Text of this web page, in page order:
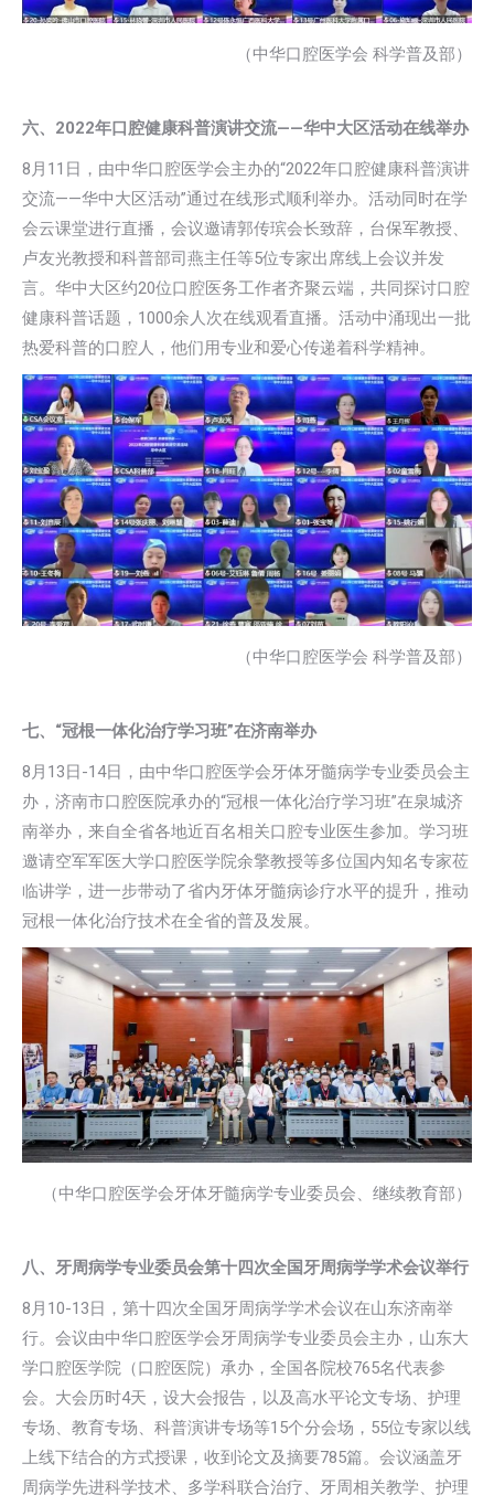
（中华口腔医学会 科学普及部）
六、2022年口腔健康科普演讲交流——华中大区活动在线举办
8月11日，由中华口腔医学会主办的“2022年口腔健康科普演讲
交流——华中大区活动”通过在线形式顺利举办。活动同时在学
会云课堂进行直播，会议邀请郭传瑸会长致辞，台保军教授、
卢友光教授和科普部司燕主任等5位专家出席线上会议并发
言。华中大区约20位口腔医务工作者齐聚云端，共同探讨口腔
健康科普话题，1000余人次在线观看直播。活动中涌现出一批
热爱科普的口腔人，他们用专业和爱心传递着科学精神。
（中华口腔医学会 科学普及部）
七、“冠根一体化治疗学习班”在济南举办
8月13日-14日，由中华口腔医学会牙体牙髓病学专业委员会主
办，济南市口腔医院承办的“冠根一体化治疗学习班”在泉城济
南举办，来自全省各地近百名相关口腔专业医生参加。学习班
邀请空军军医大学口腔医学院余擎教授等多位国内知名专家莅
临讲学，进一步带动了省内牙体牙髓病诊疗水平的提升，推动
冠根一体化治疗技术在全省的普及发展。
（中华口腔医学会牙体牙髓病学专业委员会、继续教育部）
八、牙周病学专业委员会第十四次全国牙周病学学术会议举行
8月10-13日，第十四次全国牙周病学学术会议在山东济南举
行。会议由中华口腔医学会牙周病学专业委员会主办，山东大
学口腔医学院（口腔医院）承办，全国各院校765名代表参
会。大会历时4天，设大会报告，以及高水平论文专场、护理
专场、教育专场、科普演讲专场等15个分会场，55位专家以线
上线下结合的方式授课，收到论文及摘要785篇。会议涵盖牙
周病学先进科学技术、多学科联合治疗、牙周相关教学、护理